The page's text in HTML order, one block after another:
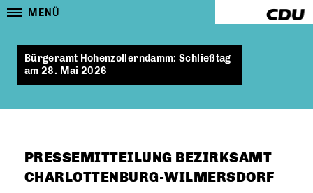
MENÜ
Bürgeramt Hohenzollerndamm: Schließtag
am 28. Mai 2026
PRESSEMITTEILUNG BEZIRKSAMT
CHARLOTTENBURG-WILMERSDORF